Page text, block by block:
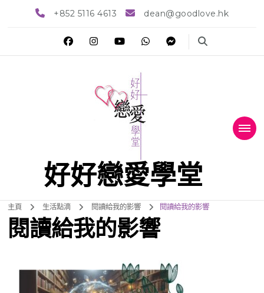
+852 5116 4613 dean@goodlove.hk
好好戀愛學堂
主頁 生活點滴 閱讀給我的影響 閱讀給我的影響
閱讀給我的影響